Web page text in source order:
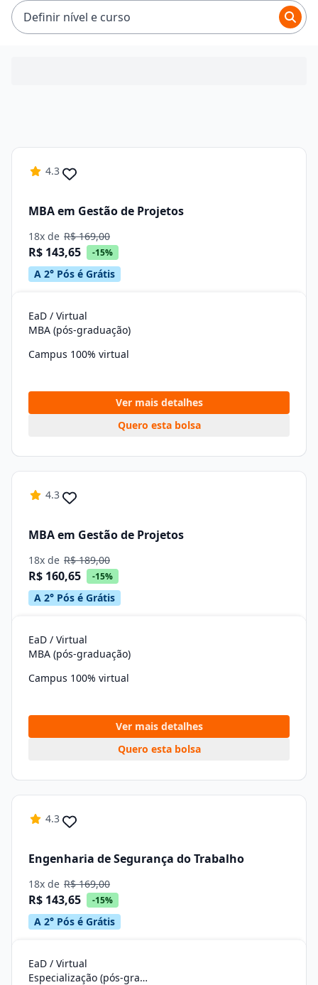
R$ 92,65 e R$ 194,65.
Definir nível e curso
4.3
MBA em Gestão de Projetos
18x de R$ 169,00
R$ 143,65 -15%
A 2° Pós é Grátis
EaD / Virtual
MBA (pós-graduação)
Campus 100% virtual
Ver mais detalhes
Quero esta bolsa
4.3
MBA em Gestão de Projetos
18x de R$ 189,00
R$ 160,65 -15%
A 2° Pós é Grátis
EaD / Virtual
MBA (pós-graduação)
Campus 100% virtual
Ver mais detalhes
Quero esta bolsa
4.3
Engenharia de Segurança do Trabalho
18x de R$ 169,00
R$ 143,65 -15%
A 2° Pós é Grátis
EaD / Virtual
Especialização (pós-graduação)